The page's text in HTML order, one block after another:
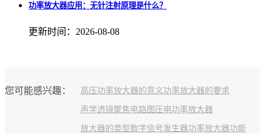
功率放大器应用：无针注射原理是什么？
更新时间：2026-08-08
您可能感兴趣： 高压功率放大器的意义功率放大器的要求
声学透镜聚焦 电路图 压电功率放大器
放大器的类型数字信号发生器功率放大器功能